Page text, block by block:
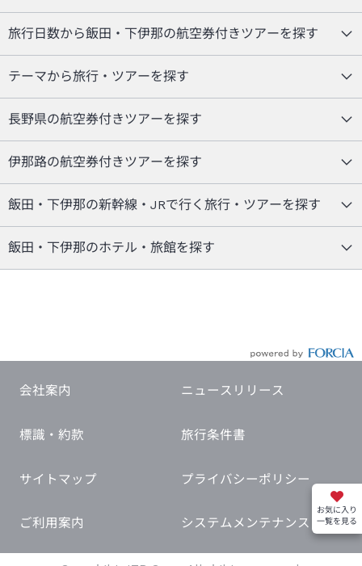
お気に入り
一覧を見る
旅行日数から飯田・下伊那の航空券付きツアーを探す
テーマから旅行・ツアーを探す
長野県の航空券付きツアーを探す
伊那路の航空券付きツアーを探す
飯田・下伊那の新幹線・JRで行く旅行・ツアーを探す
飯田・下伊那のホテル・旅館を探す
会社案内 ニュースリリース
標識・約款 旅行条件書
サイトマップ プライバシーポリシー
ご利用案内 システムメンテナンス